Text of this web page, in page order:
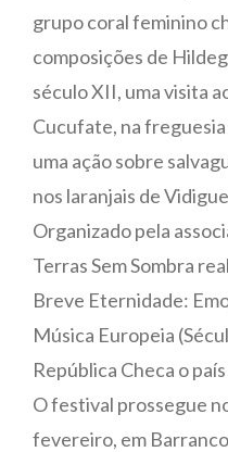
grupo coral feminino
composições de
século XII, uma visita
Cucufate, na freguesia
uma ação sobre
nos laranjais de
Organizado pela
Terras Sem Sombra
Breve Eternidade:
Música Europeia
República Checa o
O festival prossegue
fevereiro, em